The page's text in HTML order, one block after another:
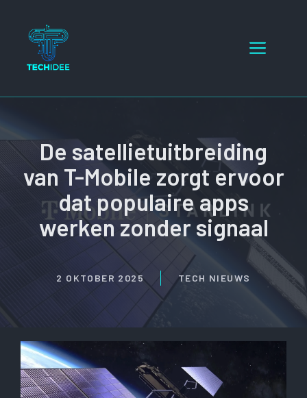
inhoud
Menu
De satellietuitbreiding
van T-Mobile zorgt ervoor
dat populaire apps
werken zonder signaal
2 OKTOBER 2025 TECH NIEUWS